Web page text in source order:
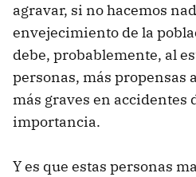
agravar, si no hacemos
envejecimiento de la
debe, probablemente, al
personas, más propensas
más graves en accidentes
importancia.
Y es que estas personas